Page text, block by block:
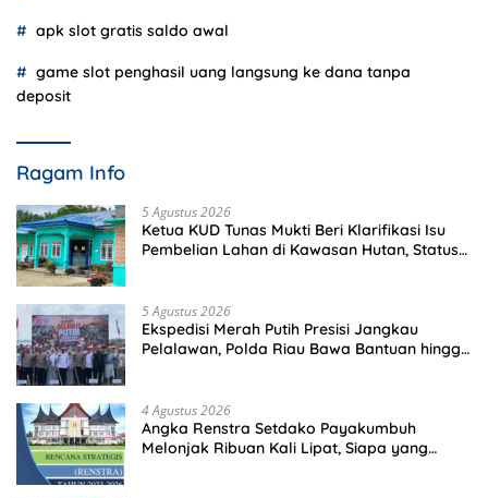
apk slot gratis saldo awal
game slot penghasil uang langsung ke dana tanpa
deposit
Ragam Info
5 Agustus 2026
Ketua KUD Tunas Mukti Beri Klarifikasi Isu
Pembelian Lahan di Kawasan Hutan, Status
5 Agustus 2026
Ekspedisi Merah Putih Presisi Jangkau
Pelalawan, Polda Riau Bawa Bantuan hingga
4 Agustus 2026
Angka Renstra Setdako Payakumbuh
Melonjak Ribuan Kali Lipat, Siapa yang